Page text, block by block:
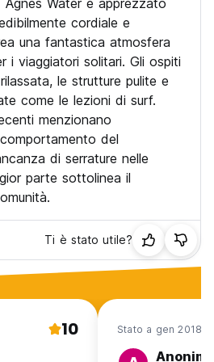
con carte di credito, carte di
al minimo dopo le 21:00.
gruppo... amache fornite! (Auto-
Water è apprezzato
cordiale e
una fantastica atmosfera
i viaggiatori solitari. Gli ospiti
le strutture pulite e
come le lezioni di surf.
menzionano
del
di serrature nelle
parte sottolinea il
Ti è stato utile?
10 Stato a gen 2018